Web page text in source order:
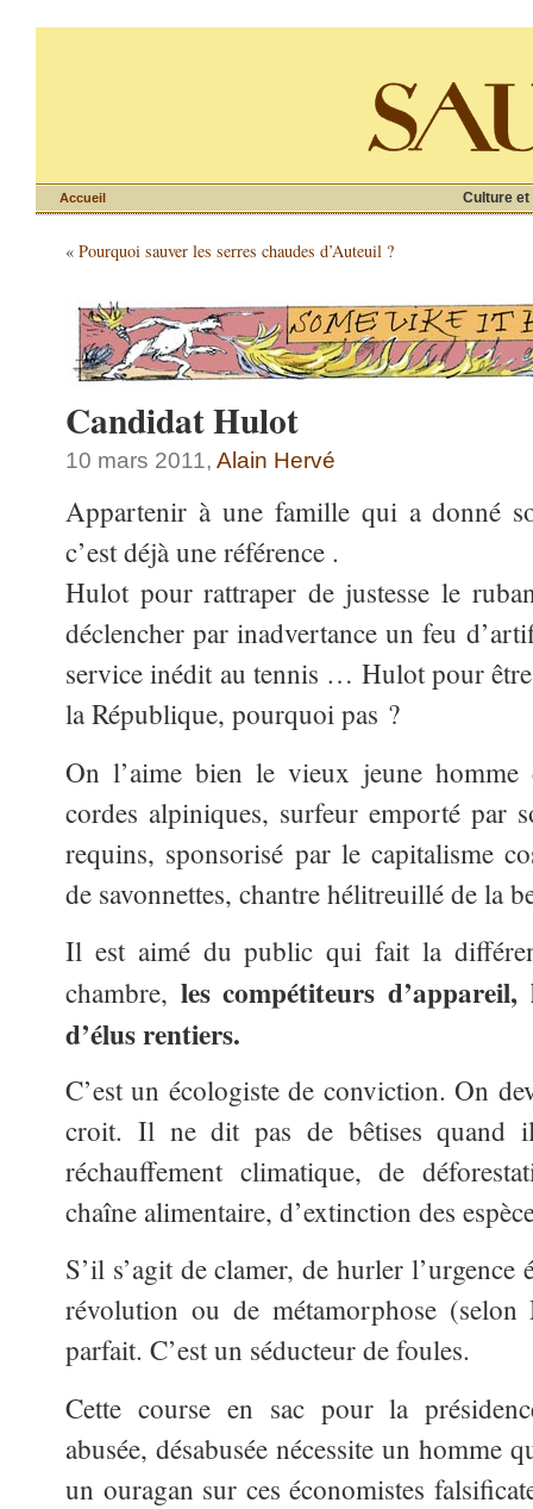
Culture et
Accueil
« Pourquoi sauver les serres chaudes d’Auteuil ?
Candidat Hulot
10 mars 2011, Alain Hervé
Appartenir à une famille qui a donné
c’est déjà une référence .
Hulot pour rattraper de justesse le
déclencher par inadvertance un feu
service inédit au tennis … Hulot pour
la République, pourquoi pas ?
On l’aime bien le vieux jeune homme
cordes alpiniques, surfeur emporté par
requins, sponsorisé par le capitalisme
de savonnettes, chantre hélitreuillé de la
Il est aimé du public qui fait la
chambre, les compétiteurs
d’élus rentiers.
C’est un écologiste de conviction. On
croit. Il ne dit pas de bêtises quand
réchauffement climatique, de
chaîne alimentaire, d’extinction des
S’il s’agit de clamer, de hurler l’urgence
révolution ou de métamorphose
parfait. C’est un séducteur de foules.
Cette course en sac pour la
abusée, désabusée nécessite un homme
un ouragan sur ces économistes